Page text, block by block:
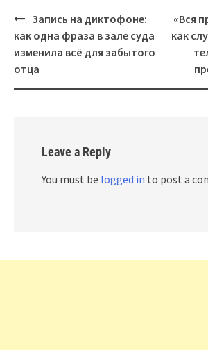
Post
navigation
Запись на диктофоне:
как одна фраза в зале суда
изменила всё для забытого
отца
«Вся
как
Leave a Reply
You must be logged in to post a